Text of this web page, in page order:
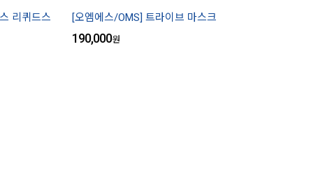
리퀴드스
[오엠에스/OMS] 트라이브 마스크
190,000원